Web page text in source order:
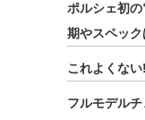
ポルシェ初
期やスペッ
これよくな
フルモデル